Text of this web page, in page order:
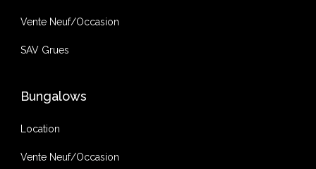
Vente Neuf/Occasion
SAV Grues
Bungalows
Location
Vente Neuf/Occasion